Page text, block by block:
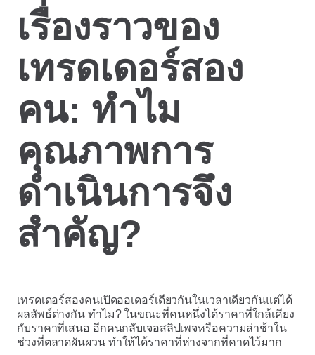
เรื่องราวของ
เทรดเดอร์สอง
คน: ทำไม
คุณภาพการ
ดำเนินการจึง
สำคัญ?
เทรดเดอร์สองคนเปิดออเดอร์เดียวกันในเวลาเดียวกันแต่ได้
ผลลัพธ์ต่างกัน ทำไม? ในขณะที่คนหนึ่งได้ราคาที่ใกล้เคียง
กับราคาที่เสนอ อีกคนกลับเจอสลิปเพจหรือความล่าช้าใน
ช่วงที่ตลาดผันผวน ทำให้ได้ราคาที่ห่างจากที่คาดไว้มาก